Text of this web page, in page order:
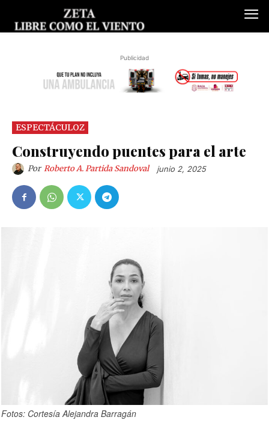
Publicidad
ESPECTÁCULOZ
Construyendo puentes para el arte
Por Roberto A. Partida Sandoval junio 2, 2025
Fotos: Cortesía Alejandra Barragán